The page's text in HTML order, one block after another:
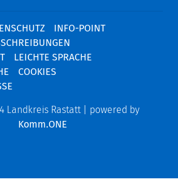
INFO-POINT
LEICHTE SPRACHE
COOKIES
Landkreis Rastatt | powered by
Komm.ONE